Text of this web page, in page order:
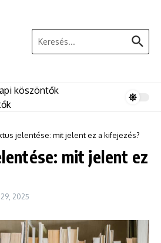
Keresés:
köszöntők
jelentése: mit jelent ez a kifejezés?
mit jelent ez
2025